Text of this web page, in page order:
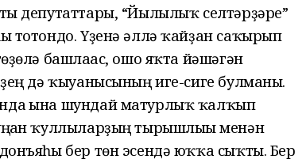
депутаттары, “Йылылыҡ селтәрҙәре”
тотондо. Үҙенә әллә ҡайҙан саҡырып
башлағас, ошо яҡта йәшәгән
дә ҡыуанысының иге-сиге булманы.
ғына шундай матурлыҡ ҡалҡып
ҡуллыларҙың тырышлығы менән
бер төн эсендә юҡҡа сыҡты. Бер